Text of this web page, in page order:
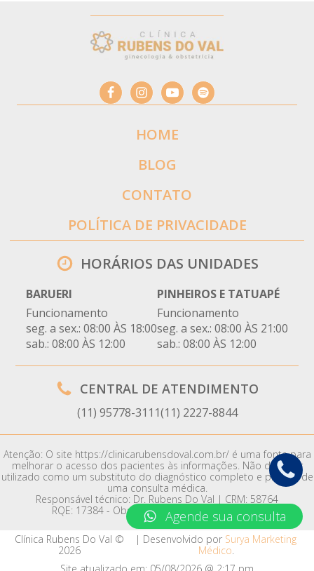
HOME
BLOG
CONTATO
POLÍTICA DE PRIVACIDADE
HORÁRIOS DAS UNIDADES
BARUERI
Funcionamento
seg. a sex.: 08:00 ÀS 18:00
sab.: 08:00 ÀS 12:00
PINHEIROS E TATUAPÉ
Funcionamento
seg. a sex.: 08:00 ÀS 21:00
sab.: 08:00 ÀS 12:00
CENTRAL DE ATENDIMENTO
(11) 95778-3111(11) 2227-8844
Atenção: O site https://clinicarubensdoval.com.br/ é uma fonte para
melhorar o acesso dos pacientes às informações. Não deve ser
utilizado como um substituto do diagnóstico completo e preciso de
uma consulta médica.
Responsável técnico: Dr. Rubens Do Val | CRM: 58764
RQE: 17384 - Obstetrícia | 17385 - Ginecologia
Agende sua consulta
Clínica Rubens Do Val ©
2026
| Desenvolvido por Surya Marketing
Médico.